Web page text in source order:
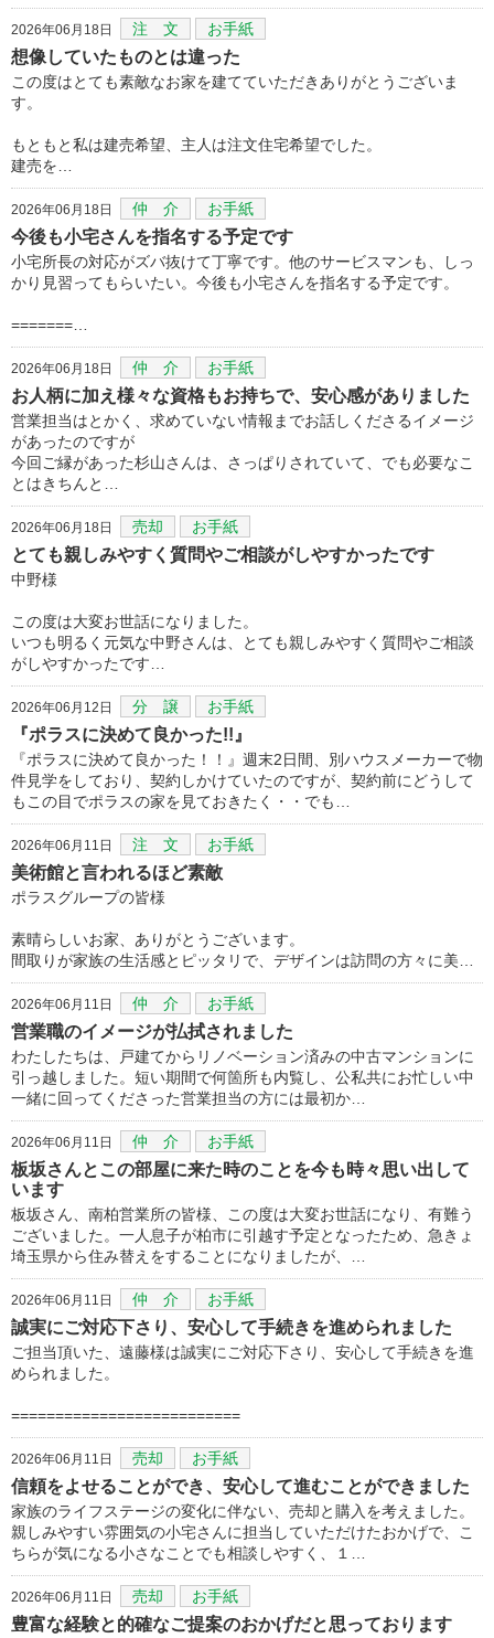
2026年06月18日 注 文 お手紙
想像していたものとは違った
この度はとても素敵なお家を建てていただきありがとうございま
す。
もともと私は建売希望、主人は注文住宅希望でした。
建売を…
2026年06月18日 仲 介 お手紙
今後も小宅さんを指名する予定です
小宅所長の対応がズバ抜けて丁寧です。他のサービスマンも、しっ
かり見習ってもらいたい。今後も小宅さんを指名する予定です。
=======…
2026年06月18日 仲 介 お手紙
お人柄に加え様々な資格もお持ちで、安心感がありました
営業担当はとかく、求めていない情報までお話しくださるイメージ
があったのですが
今回ご縁があった杉山さんは、さっぱりされていて、でも必要なこ
とはきちんと…
2026年06月18日 売却 お手紙
とても親しみやすく質問やご相談がしやすかったです
中野様
この度は大変お世話になりました。
いつも明るく元気な中野さんは、とても親しみやすく質問やご相談
がしやすかったです…
2026年06月12日 分 譲 お手紙
『ポラスに決めて良かった!!』
『ポラスに決めて良かった！！』週末2日間、別ハウスメーカーで物
件見学をしており、契約しかけていたのですが、契約前にどうして
もこの目でポラスの家を見ておきたく・・でも…
2026年06月11日 注 文 お手紙
美術館と言われるほど素敵
ポラスグループの皆様
素晴らしいお家、ありがとうございます。
間取りが家族の生活感とピッタリで、デザインは訪問の方々に美…
2026年06月11日 仲 介 お手紙
営業職のイメージが払拭されました
わたしたちは、戸建てからリノベーション済みの中古マンションに
引っ越しました。短い期間で何箇所も内覧し、公私共にお忙しい中
一緒に回ってくださった営業担当の方には最初か…
2026年06月11日 仲 介 お手紙
板坂さんとこの部屋に来た時のことを今も時々思い出して
います
板坂さん、南柏営業所の皆様、この度は大変お世話になり、有難う
ございました。一人息子が柏市に引越す予定となったため、急きょ
埼玉県から住み替えをすることになりましたが、…
2026年06月11日 仲 介 お手紙
誠実にご対応下さり、安心して手続きを進められました
ご担当頂いた、遠藤様は誠実にご対応下さり、安心して手続きを進
められました。
==========================
2026年06月11日 売却 お手紙
信頼をよせることができ、安心して進むことができました
家族のライフステージの変化に伴ない、売却と購入を考えました。
親しみやすい雰囲気の小宅さんに担当していただけたおかげで、こ
ちらが気になる小さなことでも相談しやすく、１…
2026年06月11日 売却 お手紙
豊富な経験と的確なご提案のおかげだと思っております